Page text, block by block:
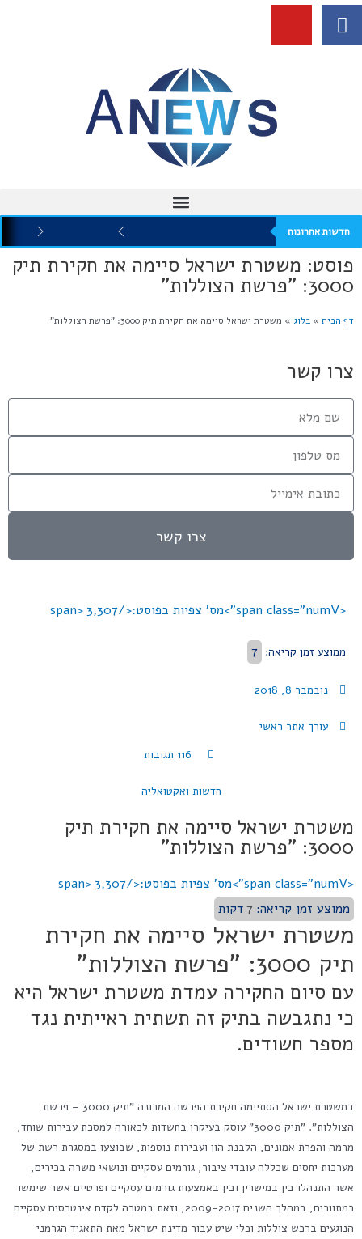
חדשות אחרונות
פוסט: משטרת ישראל סיימה את חקירת תיק
3000: "פרשת הצוללות"
דף הבית » בלוג » משטרת ישראל סיימה את חקירת תיק 3000: "פרשת הצוללות"
<span class="numV">מס' צפיות בפוסט:</span> 3,307
ממוצע זמן קריאה: 7
נובמבר 8, 2018
עורך אתר ראשי
116 תגובות
חדשות ואקטואליה
משטרת ישראל סיימה את חקירת תיק
3000: "פרשת הצוללות"
<span class="numV">מס' צפיות בפוסט:</span>
3,307
ממוצע זמן קריאה: 7דקות
משטרת ישראל סיימה את חקירת
תיק 3000: "פרשת הצוללות"
עם סיום החקירה עמדת משטרת ישראל היא
כי נתגבשה בתיק זה תשתית ראייתית נגד
מספר חשודים.
במשטרת ישראל הסתיימה חקירת הפרשה המכונה "תיק 3000 – פרשת
הצוללות". "תיק 3000" עוסק בעיקרו בחשדות לכאורה למסכת עבירות שוחד,
מרמה והפרת אמונים, הלבנת הון ועבירות נוספות, שבוצעו במסגרת רשת של
מערכות יחסים שכללה עובדי ציבור, גורמים עסקיים ונושאי משרה בכירים,
אשר התנהלו בין במישרין ובין באמצעות גורמים עסקיים ופרטיים אשר שימשו
כמתווכים, במהלך השנים 2009-2017, וזאת במטרה לקדם אינטרסים עסקיים
הנוגעים ברכש צוללות וכלי שיט עבור מדינת ישראל מאת התאגיד הגרמני
צרו קשר
צרו קשר